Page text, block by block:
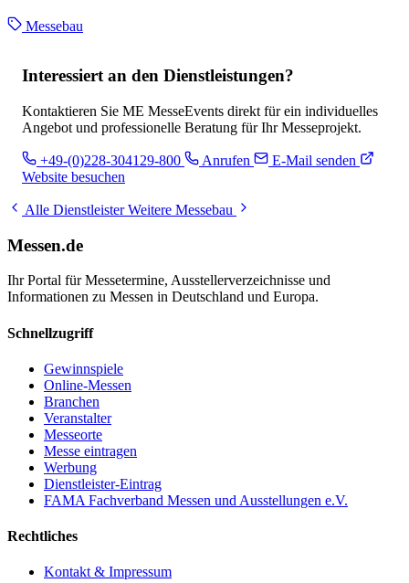
Messebau
Interessiert an den Dienstleistungen?
Kontaktieren Sie ME MesseEvents direkt für ein individuelles
Angebot und professionelle Beratung für Ihr Messeprojekt.
+49-(0)228-304129-800 Anrufen
E-Mail senden
Website besuchen
Alle DienstleisterWeitere Messebau
Messen.de
Ihr Portal für Messetermine, Ausstellerverzeichnisse und
Informationen zu Messen in Deutschland und Europa.
Schnellzugriff
Gewinnspiele
Online-Messen
Branchen
Veranstalter
Messeorte
Messe eintragen
Werbung
Dienstleister-Eintrag
FAMA Fachverband Messen und Ausstellungen e.V.
Rechtliches
Kontakt & Impressum